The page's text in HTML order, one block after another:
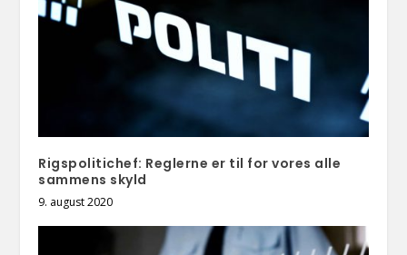
Rigspolitichef: Reglerne er til for vores alle
sammens skyld
9. august 2020